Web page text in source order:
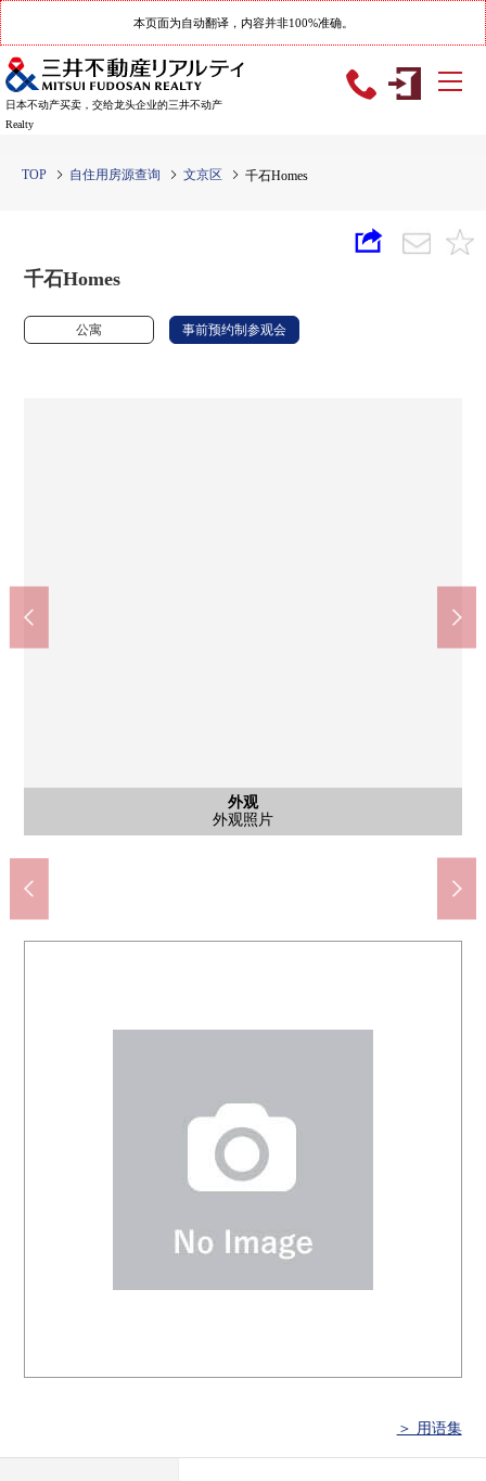
本页面为自动翻译，内容并非100%准确。
日本不动产买卖，交给龙头企业的三井不动产
Realty
TOP 自住用房源查询 文京区 千石Homes
千石Homes
公寓 事前预约制参观会
外观
外观照片
外观
外观照片
外观
外观照片
入口
入口
入口
入口入口
其他
防盗门
入口
入口
入口
入口
其他
自行车停放处
＞ 用语集